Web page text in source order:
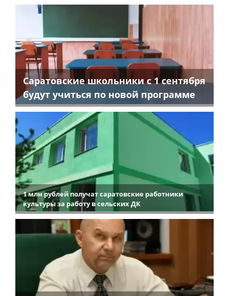
Саратовские школьники с 1 сентября
будут учиться по новой программе
1 млн рублей получат саратовские работники
культуры за работу в сельских ДК